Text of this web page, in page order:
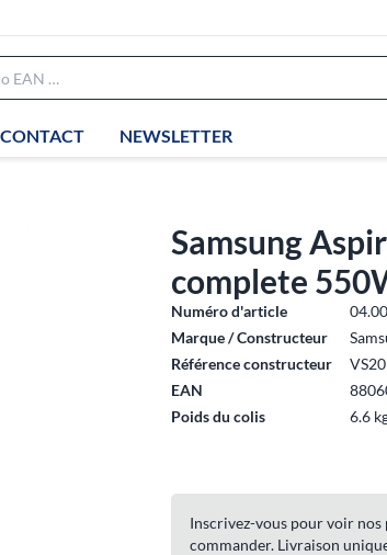
CONTACT NEWSLETTER
Samsung
complete
Numéro d'article
Marque / Constructeur
Référence constructeur
EAN
Poids du colis
6.6
Inscrivez-vous pour voir
commander. Livraison